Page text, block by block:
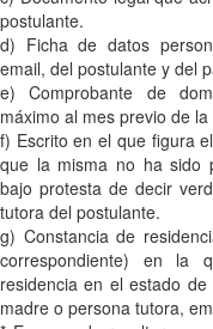
postulante.
d) Ficha de datos
email, del postulante y del
e) Comprobante de
máximo al mes previo de
f) Escrito en el que figura
que la misma no ha sido
bajo protesta de decir
tutora del postulante.
g) Constancia de
correspondiente) en la
residencia en el estado
madre o persona tutora,